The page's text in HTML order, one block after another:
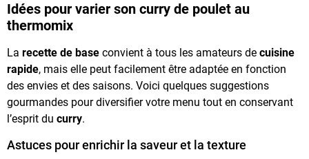
Idées pour varier son curry de poulet au
thermomix
La recette de base convient à tous les amateurs de cuisine
rapide, mais elle peut facilement être adaptée en fonction
des envies et des saisons. Voici quelques suggestions
gourmandes pour diversifier votre menu tout en conservant
l’esprit du curry.
Astuces pour enrichir la saveur et la texture